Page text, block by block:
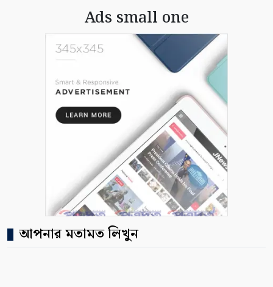
Ads small one
আপনার মতামত লিখুন